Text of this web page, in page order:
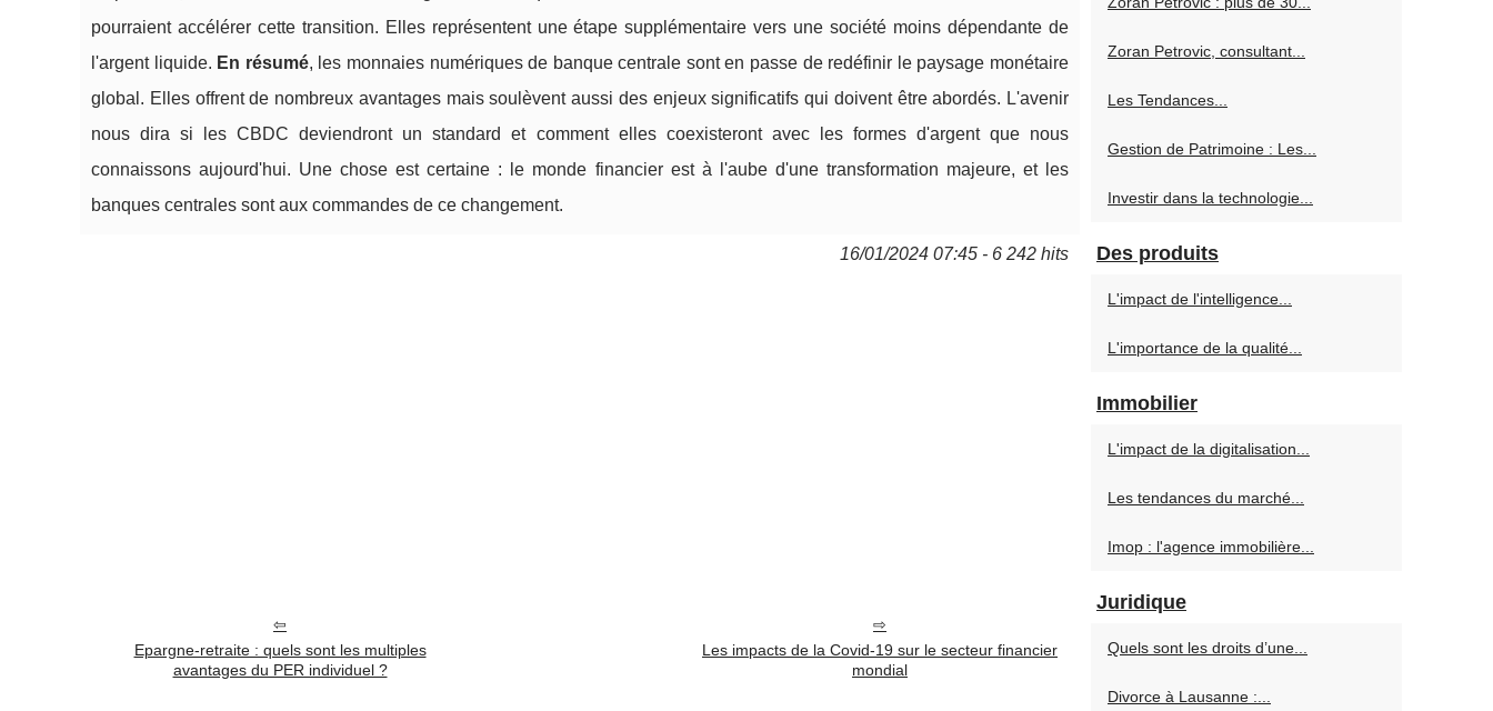
pourraient accélérer cette transition. Elles représentent une étape supplémentaire vers une société moins dépendante de
l'argent liquide. En résumé, les monnaies numériques de banque centrale sont en passe de redéfinir le paysage monétaire
global. Elles offrent de nombreux avantages mais soulèvent aussi des enjeux significatifs qui doivent être abordés. L'avenir
nous dira si les CBDC deviendront un standard et comment elles coexisteront avec les formes d'argent que nous
connaissons aujourd'hui. Une chose est certaine : le monde financier est à l'aube d'une transformation majeure, et les
banques centrales sont aux commandes de ce changement.
16/01/2024 07:45 - 6 242 hits
Epargne-retraite : quels sont les multiples
avantages du PER individuel ?
Les impacts de la Covid-19 sur le secteur financier
mondial
Zoran Petrovic, consultant...
Les Tendances...
Gestion de Patrimoine : Les...
Investir dans la technologie...
Des produits
L'impact de l'intelligence...
L'importance de la qualité...
Immobilier
L'impact de la digitalisation...
Les tendances du marché...
Imop : l'agence immobilière...
Juridique
Quels sont les droits d’une...
Divorce à Lausanne :...